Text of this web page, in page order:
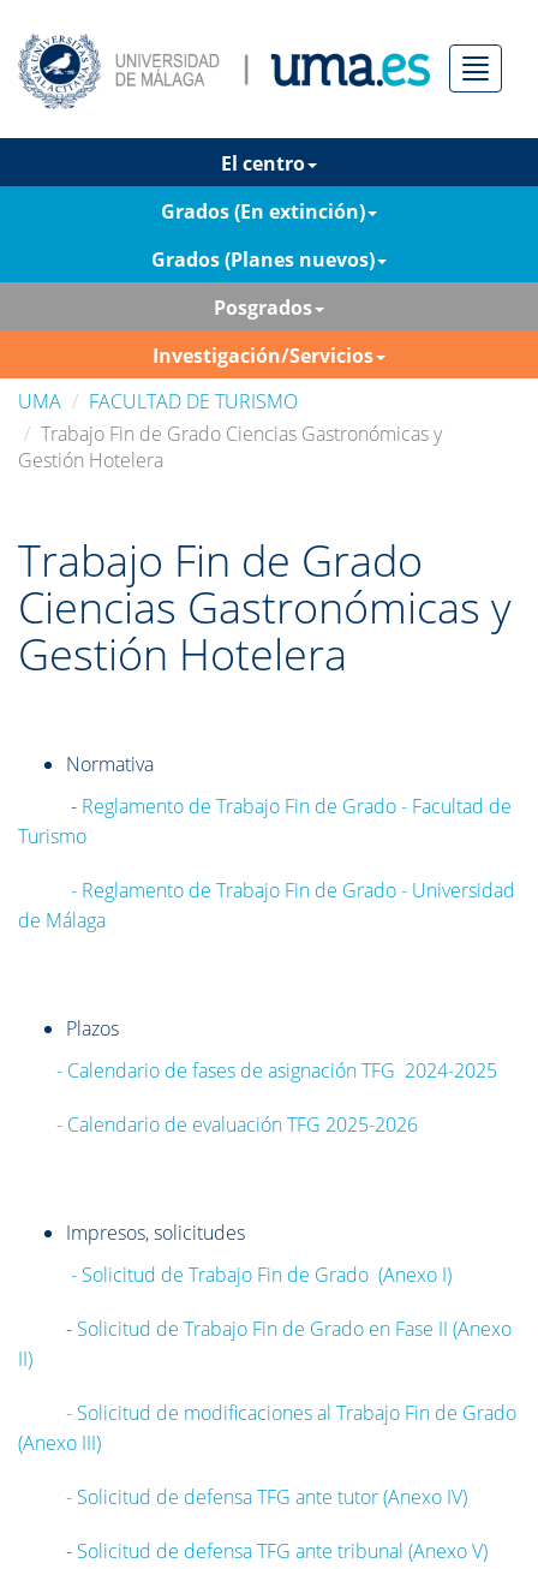
Menú
El centro
Grados (En extinción)
Grados (Planes nuevos)
Posgrados
Investigación/Servicios
UMA
FACULTAD DE TURISMO
Trabajo Fin de Grado Ciencias Gastronómicas y
Gestión Hotelera
Trabajo Fin de Grado
Ciencias Gastronómicas y
Gestión Hotelera
Normativa
- Reglamento de Trabajo Fin de Grado - Facultad de
Turismo
- Reglamento de Trabajo Fin de Grado - Universidad
de Málaga
Plazos
- Calendario de fases de asignación TFG 2024-2025
- Calendario de evaluación TFG 2025-2026
Impresos, solicitudes
- Solicitud de Trabajo Fin de Grado (Anexo I)
- Solicitud de Trabajo Fin de Grado en Fase II (Anexo
II)
- Solicitud de modificaciones al Trabajo Fin de Grado
(Anexo III)
- Solicitud de defensa TFG ante tutor (Anexo IV)
- Solicitud de defensa TFG ante tribunal (Anexo V)